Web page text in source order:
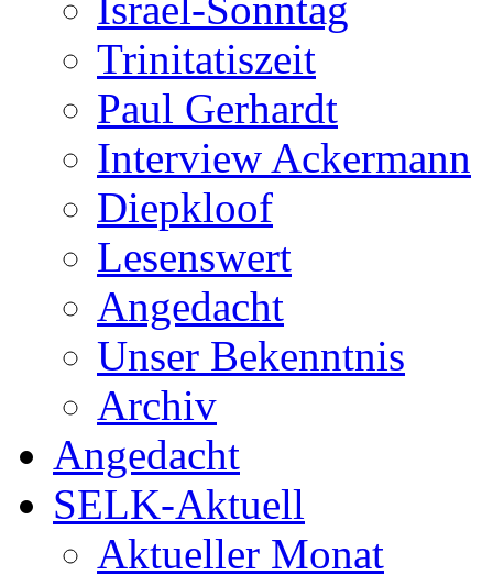
Trinitatiszeit
Paul Gerhardt
Interview Ackermann
Diepkloof
Lesenswert
Angedacht
Unser Bekenntnis
Archiv
Angedacht
SELK-Aktuell
Aktueller Monat